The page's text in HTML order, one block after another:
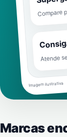
Compare
Atende
Imagem ilustrativa
Marcas